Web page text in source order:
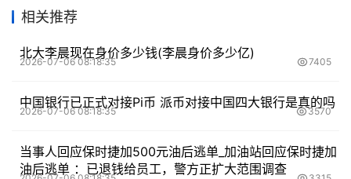
相关推荐
北大李晨现在身价多少钱(李晨身价多少亿)
2026-07-06 08:18:35 7405
中国银行已正式对接Pi币 派币对接中国四大银行是真的吗
2026-07-06 08:18:35 3570
当事人回应保时捷加500元油后逃单_加油站回应保时捷加
油后逃单 ：已退钱给员工，警方正扩大范围调查